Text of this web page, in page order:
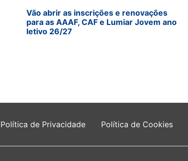
Vão abrir as inscrições e renovações
para as AAAF, CAF e Lumiar Jovem ano
letivo 26/27
Política de Privacidade Política de Cookies